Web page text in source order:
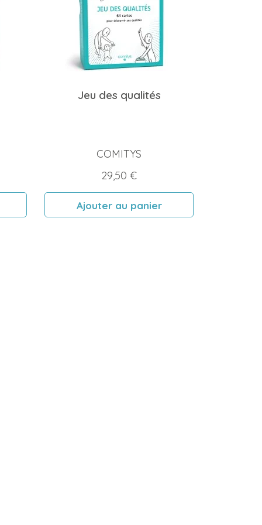
Jeu des qualités
COMITYS
Prix
29,50 €
Ajouter au panier